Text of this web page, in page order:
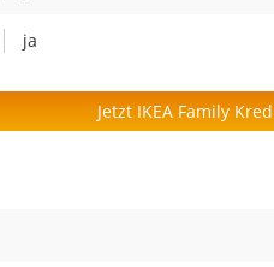
ja
Jetzt IKEA Family